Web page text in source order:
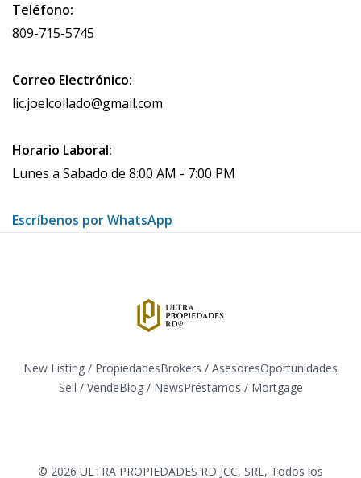
Teléfono:
809-715-5745
Correo Electrónico:
lic.joelcollado@gmail.com
Horario Laboral:
Lunes a Sabado de 8:00 AM - 7:00 PM
Escríbenos por WhatsApp
New Listing / PropiedadesBrokers / AsesoresOportunidades
Sell / VendeBlog / News​Préstamos / Mortgage
© 2026 ULTRA PROPIEDADES RD JCC, SRL, Todos los